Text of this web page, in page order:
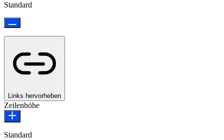
Standard
Links hervorheben
Zeilenhöhe
Standard